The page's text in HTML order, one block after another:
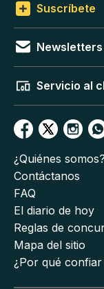
Suscríbete
Newsletters
Servicio al
¿Quiénes somos?
Contáctanos
FAQ
El diario de hoy
Reglas de
Mapa del sitio
¿Por qué